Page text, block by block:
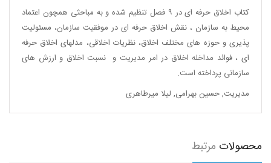
کتاب اخلاق حرفه ای در ۹ فصل تنظیم شده و به مباحثی همچون اعتماد
محیط به سازمان ، نقش اخلاق حرفه ای در موفقیت سازمان، مسئولیت
پذیری و حوزه های مختلف اخلاق، نظریات اخلاقی، مدلهای اخلاق حرفه
ای ، فوائد مداخله اخلاق در امر مدیریت و نسبت اخلاق و ارزش های
سازمانی پرداخته است.
مدیریت,حسین بهرامی, لیلا میرطاهری
محصولات مرتبط